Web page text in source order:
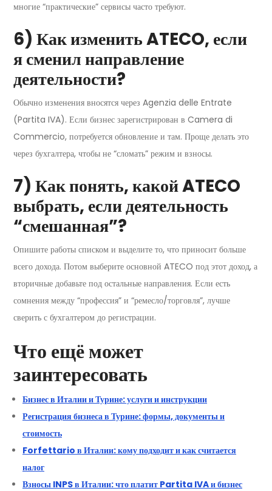
многие “практические” сервисы часто требуют.
6) Как изменить ATECO, если
я сменил направление
деятельности?
Обычно изменения вносятся через Agenzia delle Entrate
(Partita IVA). Если бизнес зарегистрирован в Camera di
Commercio, потребуется обновление и там. Проще делать это
через бухгалтера, чтобы не “сломать” режим и взносы.
7) Как понять, какой ATECO
выбрать, если деятельность
“смешанная”?
Опишите работы списком и выделите то, что приносит больше
всего дохода. Потом выберите основной ATECO под этот доход, а
вторичные добавьте под остальные направления. Если есть
сомнения между “профессия” и “ремесло/торговля”, лучше
сверить с бухгалтером до регистрации.
Что ещё может
заинтересовать
Бизнес в Италии и Турине: услуги и инструкции
Регистрация бизнеса в Турине: формы, документы и
стоимость
Forfettario в Италии: кому подходит и как считается
налог
Взносы INPS в Италии: что платит Partita IVA и бизнес